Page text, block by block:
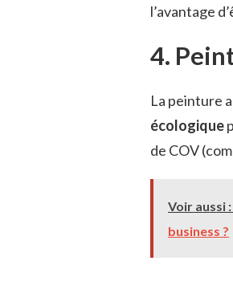
l’avantage
4.
La peinture
écologique
de COV
Voir aussi :
business ?